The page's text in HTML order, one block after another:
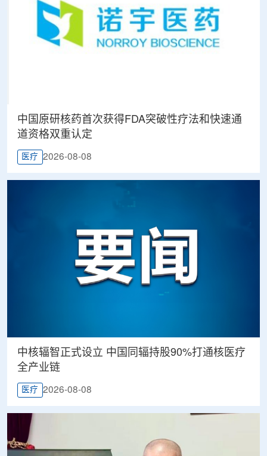
中国原研核药首次获得FDA突破性疗法和快速通
道资格双重认定
医疗 2026-08-08
中核辐智正式设立 中国同辐持股90%打通核医疗
全产业链
医疗 2026-08-08